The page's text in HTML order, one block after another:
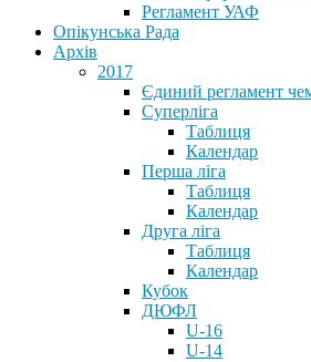
Регламент УАФ
Опікунська Рада
Архів
2017
Єдиний регламент
Суперліга
Таблиця
Календар
Перша ліга
Таблиця
Календар
Друга ліга
Таблиця
Календар
Кубок
ДЮФЛ
U-16
U-14